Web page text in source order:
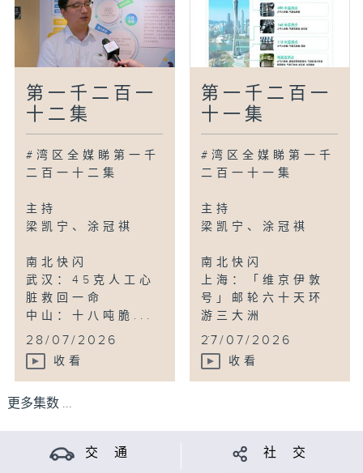
第一千二百一
十二集
#湾区全媒睇第一千
二百一十二集
主持
梁凯宁、涂冠祺
南北快闪
武汉：45克人工心
脏救回一命
中山：十八吨脆...
28/07/2026
收看
第一千二百一
十一集
#湾区全媒睇第一千
二百一十一集
主持
梁凯宁、涂冠祺
南北快闪
上海：「维京伊敦
号」邮轮六十天环
游三大洲
...
27/07/2026
收看
更多集数 ...
交 通 社 交